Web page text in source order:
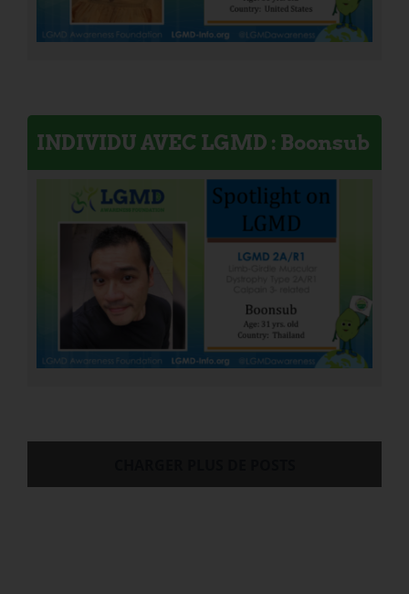
INDIVIDU AVEC LGMD : Boonsub